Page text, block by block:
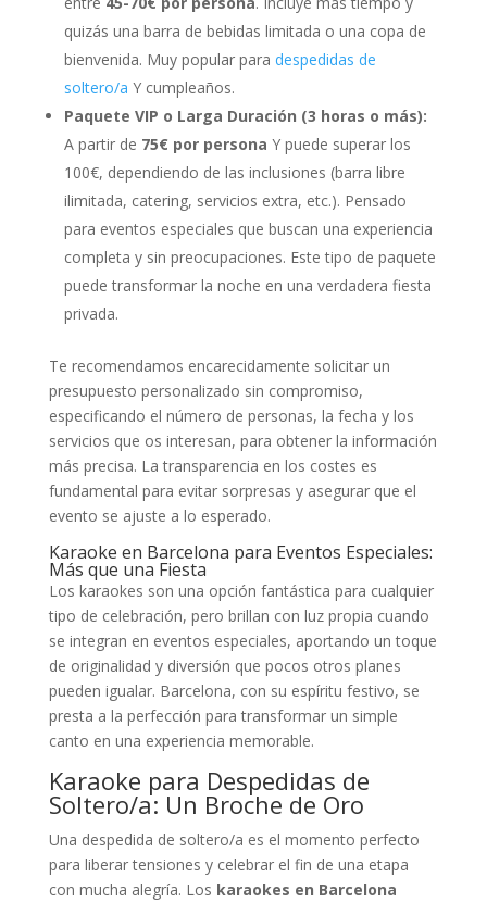
quizás una barra de bebidas limitada o una copa de
bienvenida. Muy popular para despedidas de
soltero/a Y cumpleaños.
Paquete VIP o Larga Duración (3 horas o más):
A partir de 75€ por persona Y puede superar los
100€, dependiendo de las inclusiones (barra libre
ilimitada, catering, servicios extra, etc.). Pensado
para eventos especiales que buscan una experiencia
completa y sin preocupaciones. Este tipo de paquete
puede transformar la noche en una verdadera fiesta
privada.
Te recomendamos encarecidamente solicitar un
presupuesto personalizado sin compromiso,
especificando el número de personas, la fecha y los
servicios que os interesan, para obtener la información
más precisa. La transparencia en los costes es
fundamental para evitar sorpresas y asegurar que el
evento se ajuste a lo esperado.
Karaoke en Barcelona para Eventos Especiales:
Más que una Fiesta
Los karaokes son una opción fantástica para cualquier
tipo de celebración, pero brillan con luz propia cuando
se integran en eventos especiales, aportando un toque
de originalidad y diversión que pocos otros planes
pueden igualar. Barcelona, con su espíritu festivo, se
presta a la perfección para transformar un simple
canto en una experiencia memorable.
Karaoke para Despedidas de
Soltero/a: Un Broche de Oro
Una despedida de soltero/a es el momento perfecto
para liberar tensiones y celebrar el fin de una etapa
con mucha alegría. Los karaokes en Barcelona